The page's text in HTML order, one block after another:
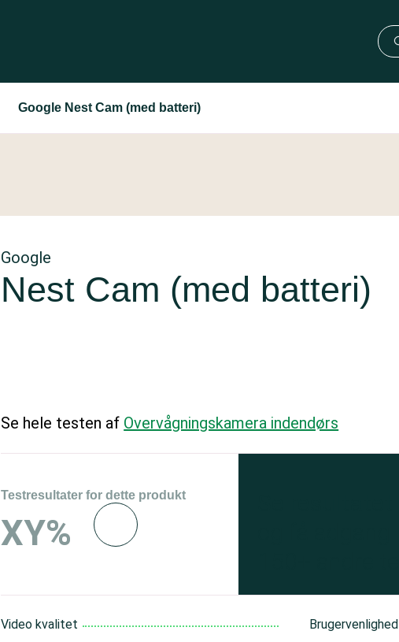
Google Nest Cam (med batteri)
Google
Nest Cam (med batteri)
Se hele testen af Overvågningskamera indendørs
Testresultater for dette produkt
XY%
Video kvalitet Brugervenlighed